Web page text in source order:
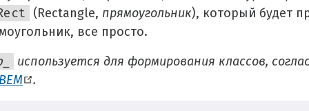
(Rectangle, прямоугольник), который будет
все просто.
используется для формирования классов,
.